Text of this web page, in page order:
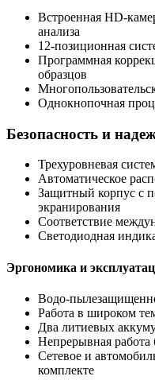
Встроенная HD-
анализа
12-позиционная
Программная
образцов
Однокнопочная
Безопасность и
Трехуровневая
Автоматическое
Защитный корпус с
экранирования
Соответствие
Светодиодная
Эргономика и
Водо-
Работа в широком
Два литиевых
Непрерывная работа
Сетевое и
комплекте